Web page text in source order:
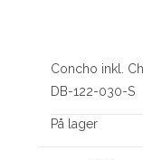
Concho inkl.
DB-122-030-S
På lager